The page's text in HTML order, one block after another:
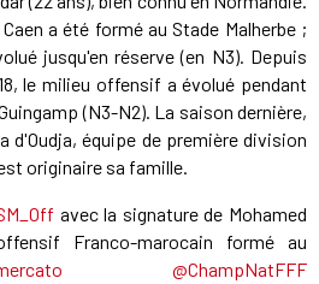
a été formé au Stade Malherbe ;
jusqu'en réserve (en N3). Depuis
le milieu offensif a évolué pendant
(N3-N2). La saison dernière,
d'Oudja, équipe de première division
originaire sa famille.
avec la signature de Mohamed
Franco-marocain formé au
@ChampNatFFF